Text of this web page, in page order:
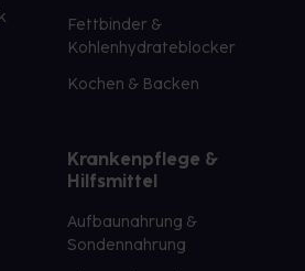
Fettbinder &
Kohlenhydrateblocker
Kochen & Backen
Krankenpflege &
Hilfsmittel
Aufbaunahrung &
Sondennahrung